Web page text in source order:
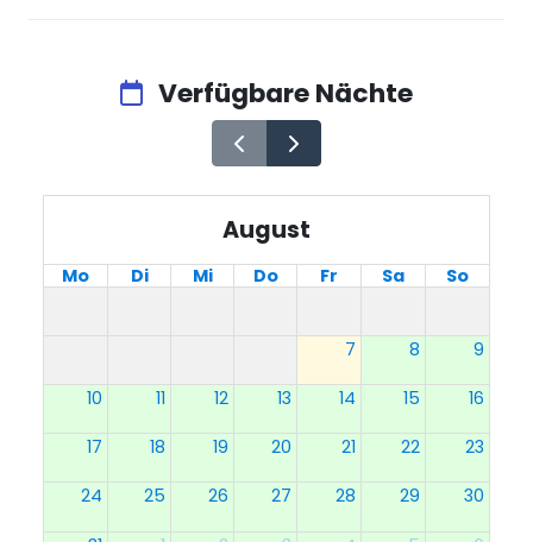
Verfügbare Nächte
August
Mo Di Mi Do Fr Sa So
7 8 9
10 11 12 13 14 15 16
17 18 19 20 21 22 23
24 25 26 27 28 29 30